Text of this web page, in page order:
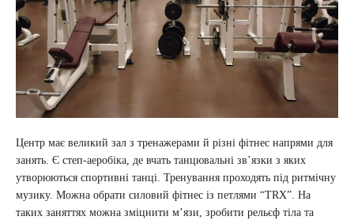
Центр має великий зал з тренажерами й різні фітнес напрями для
занять. Є степ-аеробіка, де вчать танцювальні зв’язки з яких
утворюються спортивні танці. Тренування проходять під ритмічну
музику. Можна обрати силовий фітнес із петлями “TRX”. На
таких заняттях можна зміцнити м’язи, зробити рельєф тіла та